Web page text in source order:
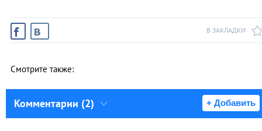
В ЗАКЛАДКИ
Смотрите также:
Комментарии (2) + Добавить